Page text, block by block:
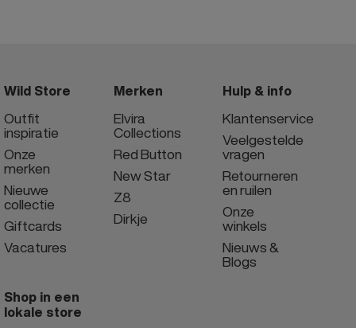
Wild Store
Outfit
inspiratie
Onze
merken
Nieuwe
collectie
Giftcards
Vacatures
Merken
Elvira
Collections
Red Button
New Star
Z8
Dirkje
Hulp & info
Klantenservice
Veelgestelde
vragen
Retourneren
en ruilen
Onze
winkels
Nieuws &
Blogs
Shop in een
lokale store